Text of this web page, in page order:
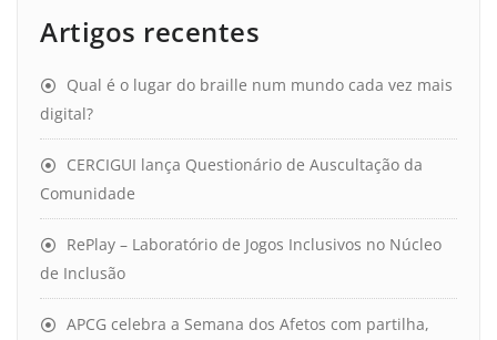
Artigos recentes
Qual é o lugar do braille num mundo cada vez mais
digital?
CERCIGUI lança Questionário de Auscultação da
Comunidade
RePlay – Laboratório de Jogos Inclusivos no Núcleo
de Inclusão
APCG celebra a Semana dos Afetos com partilha,